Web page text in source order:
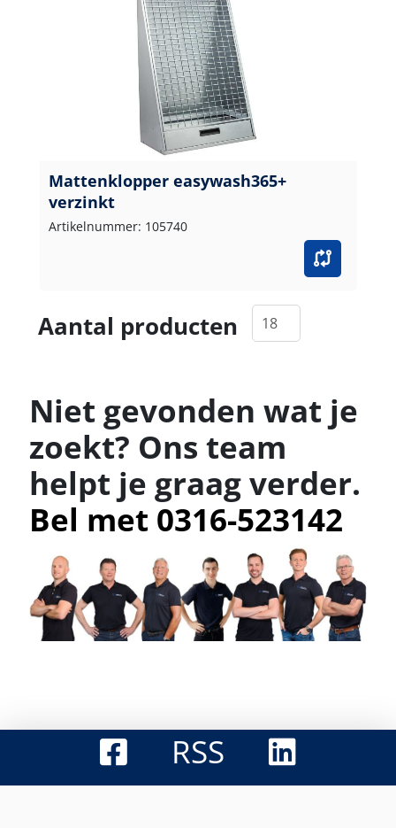
Mattenklopper easywash365+
verzinkt
Artikelnummer: 105740
Aantal producten
Niet gevonden wat je
zoekt? Ons team
helpt je graag verder.
Bel met 0316-523142
RSS